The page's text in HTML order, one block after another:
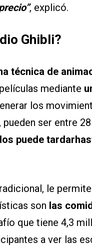
, explicó.
Ghibli?
técnica de
mediante
los
ser entre
puede
le
son las
que tiene 4,3
a ver las